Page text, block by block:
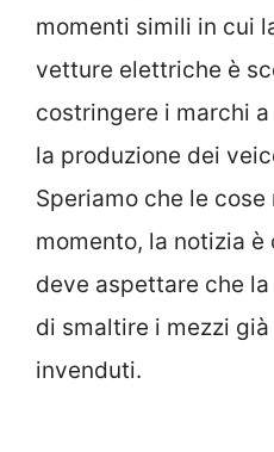
momenti simili in cui
vetture elettriche è
costringere i marchi
la produzione dei
Speriamo che le
momento, la notizia è
deve aspettare che
di smaltire i mezzi
invenduti.